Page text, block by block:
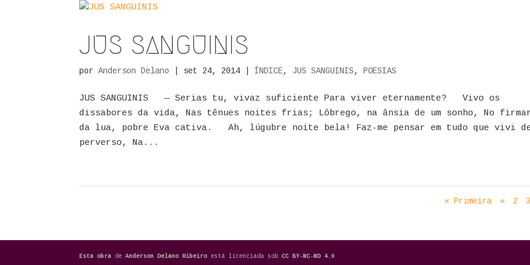
JUS SANGUINIS
porAnderson Delano set 24, 2014 ÍNDICE, JUS SANGUINIS, POESIAS
JUS SANGUINIS — Serias tu, vivaz suficiente Para viver eternamente? Vivo os
dissabores da vida, Nas tênues noites frias; Lôbrego, na ânsia de um sonho, No
da lua, pobre Eva cativa. Ah, lúgubre noite bela! Faz-me pensar em tudo que vivi
perverso, Na...
« Primeira « 2 3
Esta obra deAnderson Delano Ribeiro está licenciada sobCC BY-NC-ND 4.0